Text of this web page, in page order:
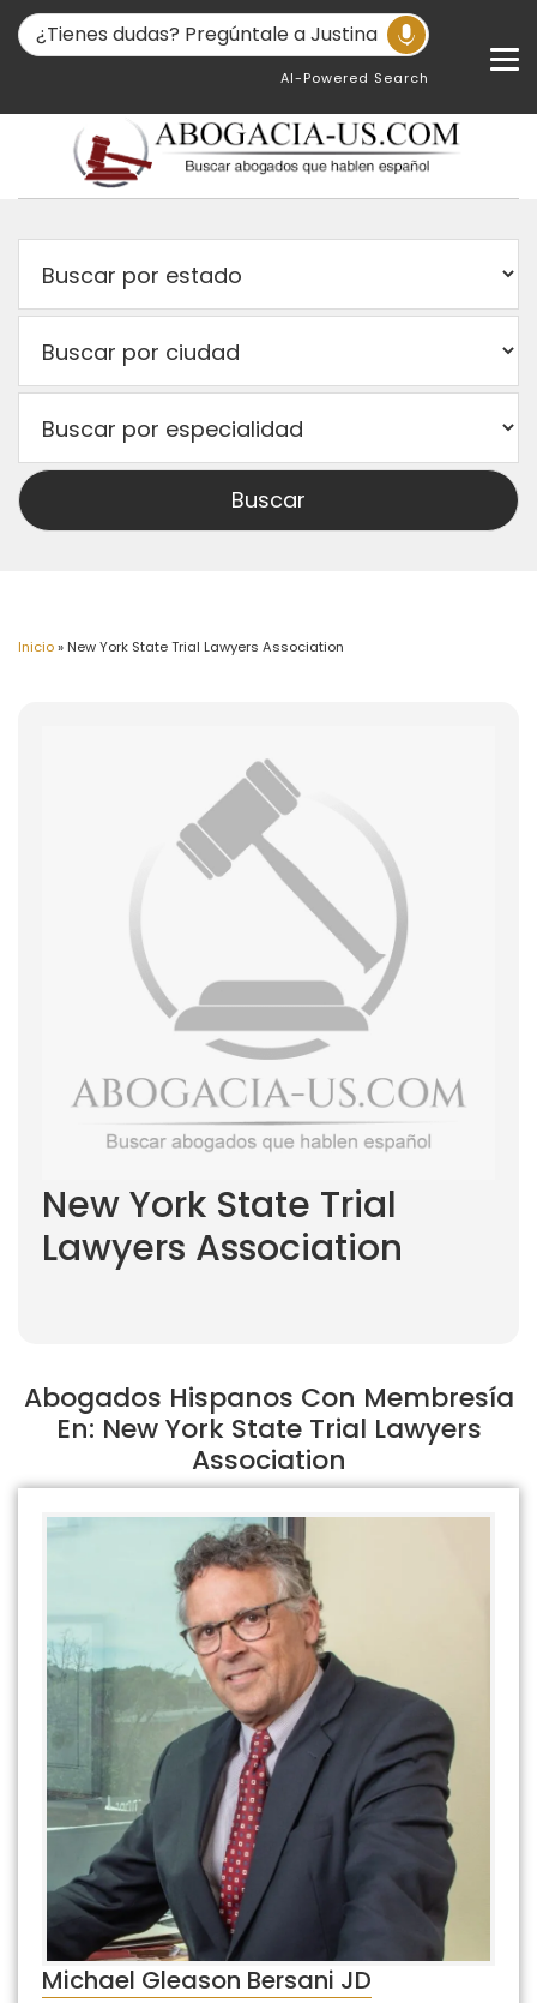
AI-Powered Search
Inicio» New York State Trial Lawyers Association
New York State Trial
Lawyers Association
Abogados Hispanos Con Membresía
En: New York State Trial Lawyers
Association
Michael Gleason Bersani JD